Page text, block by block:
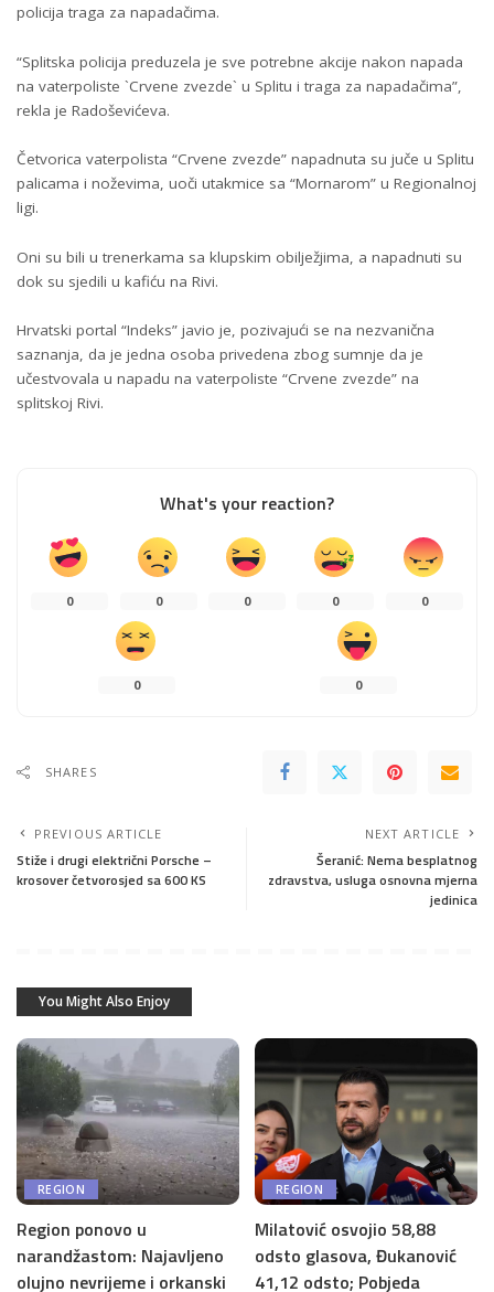
policija traga za napadačima.
“Splitska policija preduzela je sve potrebne akcije nakon napada
na vaterpoliste `Crvene zvezde` u Splitu i traga za napadačima”,
rekla je Radoševićeva.
Četvorica vaterpolista “Crvene zvezde” napadnuta su juče u Splitu
palicama i noževima, uoči utakmice sa “Mornarom” u Regionalnoj
ligi.
Oni su bili u trenerkama sa klupskim obilježjima, a napadnuti su
dok su sjedili u kafiću na Rivi.
Hrvatski portal “Indeks” javio je, pozivajući se na nezvanična
saznanja, da je jedna osoba privedena zbog sumnje da je
učestvovala u napadu na vaterpoliste “Crvene zvezde” na
splitskoj Rivi.
What's your reaction?
0 0 0 0 0
0 0
SHARES
PREVIOUS ARTICLE
Stiže i drugi električni Porsche –
krosover četvorosjed sa 600 KS
NEXT ARTICLE
Šeranić: Nema besplatnog
zdravstva, usluga osnovna mjerna
jedinica
You Might Also Enjoy
REGION
Region ponovo u
narandžastom: Najavljeno
olujno nevrijeme i orkanski
REGION
Milatović osvojio 58,88
odsto glasova, Đukanović
41,12 odsto; Pobjeda